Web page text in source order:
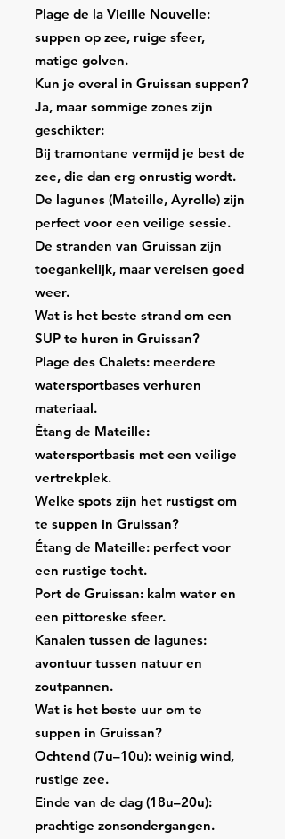
Plage de la Vieille Nouvelle:
suppen op zee, ruige sfeer,
matige golven.
Kun je overal in Gruissan suppen?
Ja, maar sommige zones zijn
geschikter:
Bij tramontane vermijd je best de
zee, die dan erg onrustig wordt.
De lagunes (Mateille, Ayrolle) zijn
perfect voor een veilige sessie.
De stranden van Gruissan zijn
toegankelijk, maar vereisen goed
weer.
Wat is het beste strand om een
SUP te huren in Gruissan?
Plage des Chalets: meerdere
watersportbases verhuren
materiaal.
Étang de Mateille:
watersportbasis met een veilige
vertrekplek.
Welke spots zijn het rustigst om
te suppen in Gruissan?
Étang de Mateille: perfect voor
een rustige tocht.
Port de Gruissan: kalm water en
een pittoreske sfeer.
Kanalen tussen de lagunes:
avontuur tussen natuur en
zoutpannen.
Wat is het beste uur om te
suppen in Gruissan?
Ochtend (7u–10u): weinig wind,
rustige zee.
Einde van de dag (18u–20u):
prachtige zonsondergangen.